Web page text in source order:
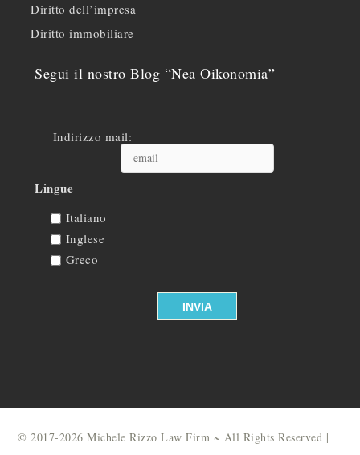
Diritto dell’impresa
Diritto immobiliare
Segui il nostro Blog “Nea Oikonomia”
Indirizzo mail:
Lingue
Italiano
Inglese
Greco
© 2017-2026 Michele Rizzo Law Firm ~ All Rights Reserved |